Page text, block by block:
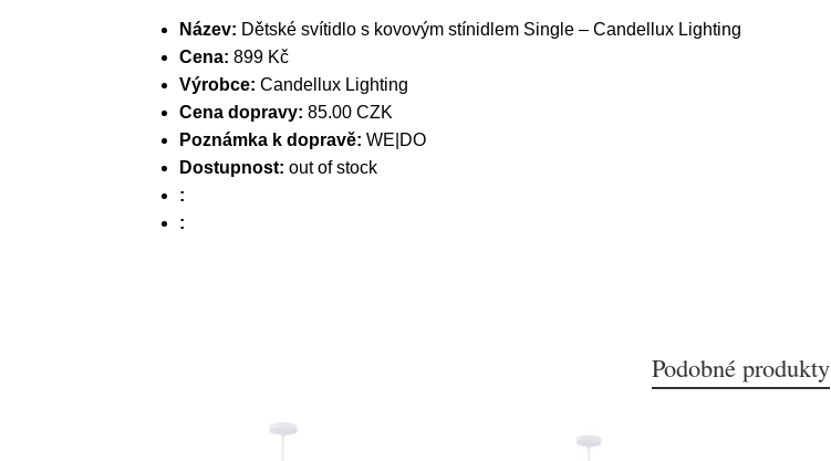
Název: Dětské svítidlo s kovovým stínidlem Single – Candellux Lighting
Cena: 899 Kč
Výrobce: Candellux Lighting
Cena dopravy: 85.00 CZK
Poznámka k dopravě: WE|DO
Dostupnost: out of stock
:
:
Podobné produkty